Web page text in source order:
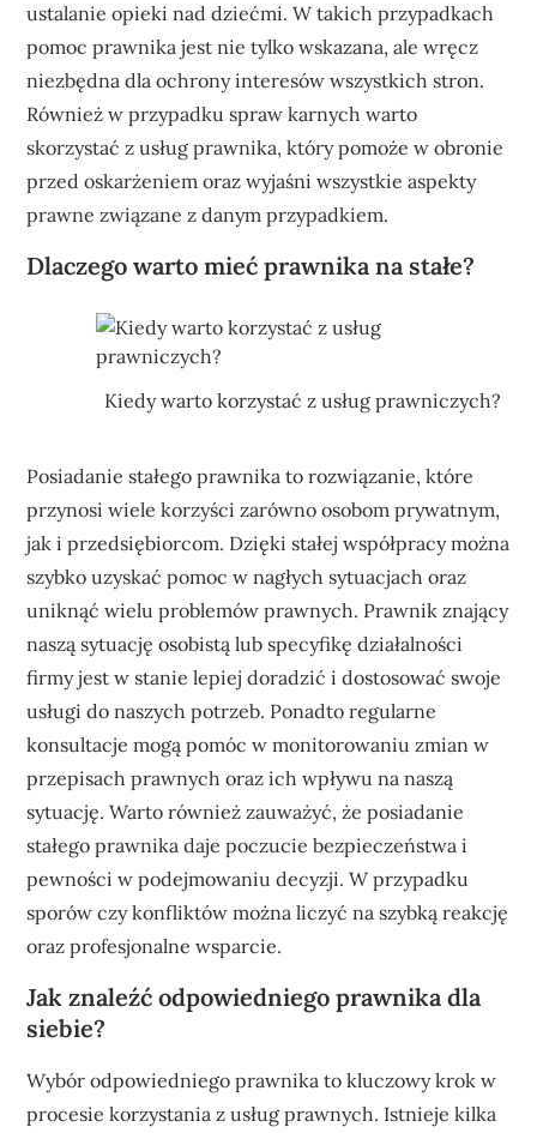
ustalanie opieki nad dziećmi. W takich przypadkach
pomoc prawnika jest nie tylko wskazana, ale wręcz
niezbędna dla ochrony interesów wszystkich stron.
Również w przypadku spraw karnych warto
skorzystać z usług prawnika, który pomoże w obronie
przed oskarżeniem oraz wyjaśni wszystkie aspekty
prawne związane z danym przypadkiem.
Dlaczego warto mieć prawnika na stałe?
Kiedy warto korzystać z usług prawniczych?
Posiadanie stałego prawnika to rozwiązanie, które
przynosi wiele korzyści zarówno osobom prywatnym,
jak i przedsiębiorcom. Dzięki stałej współpracy można
szybko uzyskać pomoc w nagłych sytuacjach oraz
uniknąć wielu problemów prawnych. Prawnik znający
naszą sytuację osobistą lub specyfikę działalności
firmy jest w stanie lepiej doradzić i dostosować swoje
usługi do naszych potrzeb. Ponadto regularne
konsultacje mogą pomóc w monitorowaniu zmian w
przepisach prawnych oraz ich wpływu na naszą
sytuację. Warto również zauważyć, że posiadanie
stałego prawnika daje poczucie bezpieczeństwa i
pewności w podejmowaniu decyzji. W przypadku
sporów czy konfliktów można liczyć na szybką reakcję
oraz profesjonalne wsparcie.
Jak znaleźć odpowiedniego prawnika dla
siebie?
Wybór odpowiedniego prawnika to kluczowy krok w
procesie korzystania z usług prawnych. Istnieje kilka